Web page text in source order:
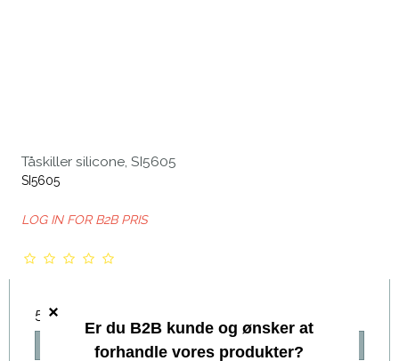
Tåskiller silicone, SI5605
SI5605
LOG IN FOR B2B PRIS
50,00 DKK